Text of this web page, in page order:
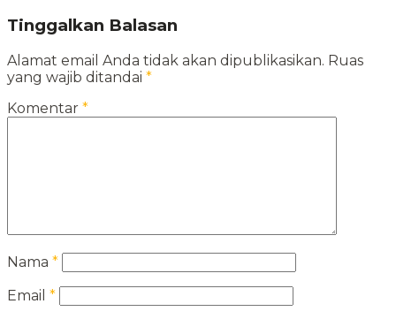
Tinggalkan Balasan
Alamat email Anda tidak akan dipublikasikan. Ruas
yang wajib ditandai *
Komentar *
Nama *
Email *